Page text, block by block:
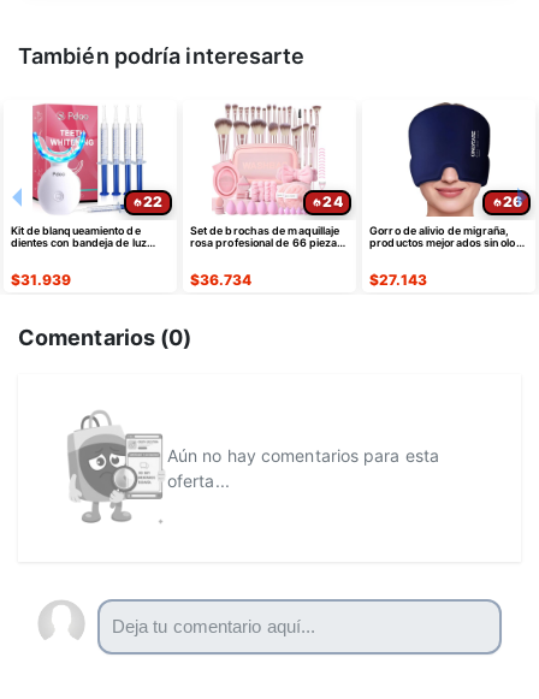
También podría interesarte
22
Kit de blanqueamiento de
dientes con bandeja de luz
$31.939
24
Set de brochas de maquillaje
rosa profesional de 66 piezas
$36.734
26
Gorro de alivio de migraña,
productos mejorados sin olor
$27.143
Comentarios (0)
Aún no hay comentarios para esta
oferta...